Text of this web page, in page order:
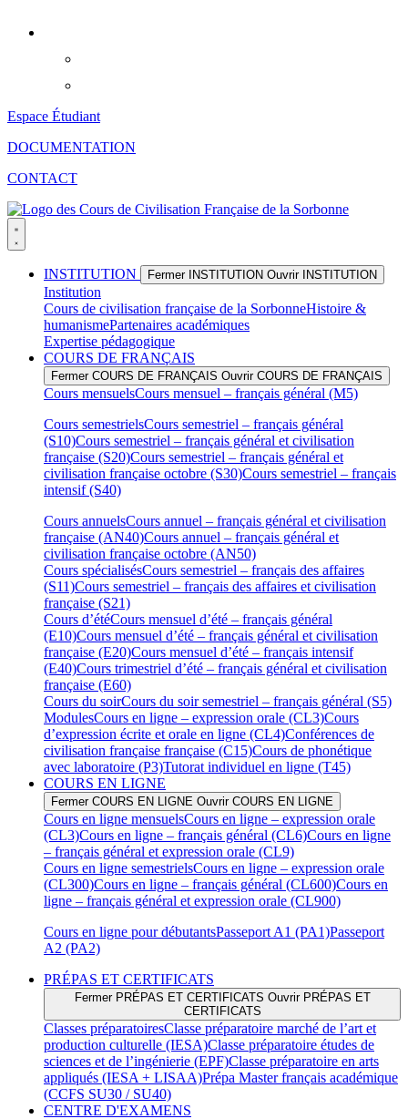
Espace Étudiant
DOCUMENTATION
CONTACT
INSTITUTION Fermer INSTITUTION Ouvrir INSTITUTION
Institution
Cours de civilisation française de la SorbonneHistoire &
humanismePartenaires académiques
Expertise pédagogique
COURS DE FRANÇAIS
Fermer COURS DE FRANÇAIS Ouvrir COURS DE FRANÇAIS
Cours mensuelsCours mensuel – français général (M5)
Cours semestrielsCours semestriel – français général
(S10)Cours semestriel – français général et civilisation
française (S20)Cours semestriel – français général et
civilisation française octobre (S30)Cours semestriel – français
intensif (S40)
Cours annuelsCours annuel – français général et civilisation
française (AN40)Cours annuel – français général et
civilisation française octobre (AN50)
Cours spécialisésCours semestriel – français des affaires
(S11)Cours semestriel – français des affaires et civilisation
française (S21)
Cours d’étéCours mensuel d’été – français général
(E10)Cours mensuel d’été – français général et civilisation
française (E20)Cours mensuel d’été – français intensif
(E40)Cours trimestriel d’été – français général et civilisation
française (E60)
Cours du soirCours du soir semestriel – français général (S5)
ModulesCours en ligne – expression orale (CL3)Cours
d’expression écrite et orale en ligne (CL4)Conférences de
civilisation française française (C15)Cours de phonétique
avec laboratoire (P3)Tutorat individuel en ligne (T45)
COURS EN LIGNE
Fermer COURS EN LIGNE Ouvrir COURS EN LIGNE
Cours en ligne mensuelsCours en ligne – expression orale
(CL3)Cours en ligne – français général (CL6)Cours en ligne
– français général et expression orale (CL9)
Cours en ligne semestrielsCours en ligne – expression orale
(CL300)Cours en ligne – français général (CL600)Cours en
ligne – français général et expression orale (CL900)
Cours en ligne pour débutantsPasseport A1 (PA1)Passeport
A2 (PA2)
PRÉPAS ET CERTIFICATS
Fermer PRÉPAS ET CERTIFICATS Ouvrir PRÉPAS ET
CERTIFICATS
Classes préparatoiresClasse préparatoire marché de l’art et
production culturelle (IESA)Classe préparatoire études de
sciences et de l’ingénierie (EPF)Classe préparatoire en arts
appliqués (IESA + LISAA)Prépa Master français académique
(CCFS SU30 / SU40)
CENTRE D'EXAMENS